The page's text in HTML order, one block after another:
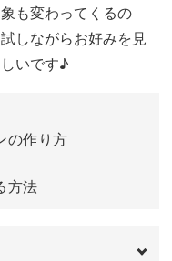
12:42
る
も変わってくるの
しながらお好みを見
いです♪
の作り方
方法